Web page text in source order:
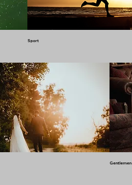
Sport
Gentlemen